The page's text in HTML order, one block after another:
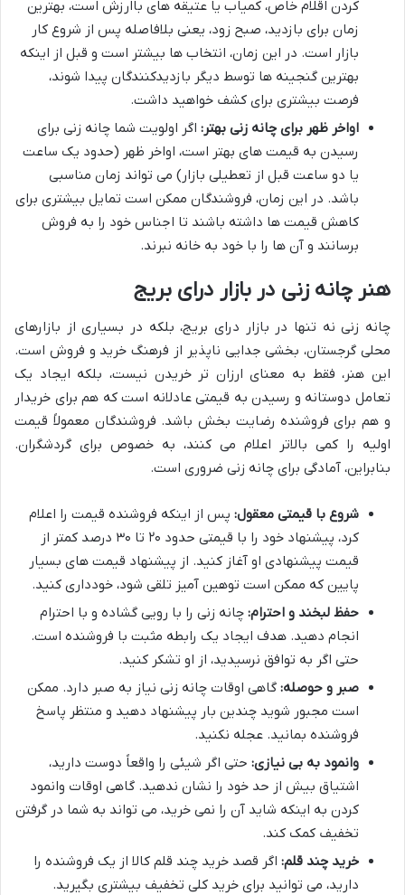
کردن اقلام خاص، کمیاب یا عتیقه های باارزش است، بهترین
زمان برای بازدید، صبح زود، یعنی بلافاصله پس از شروع کار
بازار است. در این زمان، انتخاب ها بیشتر است و قبل از اینکه
بهترین گنجینه ها توسط دیگر بازدیدکنندگان پیدا شوند،
فرصت بیشتری برای کشف خواهید داشت.
اواخر ظهر برای چانه زنی بهتر: اگر اولویت شما چانه زنی برای
رسیدن به قیمت های بهتر است، اواخر ظهر (حدود یک ساعت
یا دو ساعت قبل از تعطیلی بازار) می تواند زمان مناسبی
باشد. در این زمان، فروشندگان ممکن است تمایل بیشتری برای
کاهش قیمت ها داشته باشند تا اجناس خود را به فروش
برسانند و آن ها را با خود به خانه نبرند.
هنر چانه زنی در بازار درای بریج
چانه زنی نه تنها در بازار درای بریج، بلکه در بسیاری از بازارهای
محلی گرجستان، بخشی جدایی ناپذیر از فرهنگ خرید و فروش است.
این هنر، فقط به معنای ارزان تر خریدن نیست، بلکه ایجاد یک
تعامل دوستانه و رسیدن به قیمتی عادلانه است که هم برای خریدار
و هم برای فروشنده رضایت بخش باشد. فروشندگان معمولاً قیمت
اولیه را کمی بالاتر اعلام می کنند، به خصوص برای گردشگران.
بنابراین، آمادگی برای چانه زنی ضروری است.
شروع با قیمتی معقول: پس از اینکه فروشنده قیمت را اعلام
کرد، پیشنهاد خود را با قیمتی حدود ۲۰ تا ۳۰ درصد کمتر از
قیمت پیشنهادی او آغاز کنید. از پیشنهاد قیمت های بسیار
پایین که ممکن است توهین آمیز تلقی شود، خودداری کنید.
حفظ لبخند و احترام: چانه زنی را با رویی گشاده و با احترام
انجام دهید. هدف ایجاد یک رابطه مثبت با فروشنده است.
حتی اگر به توافق نرسیدید، از او تشکر کنید.
صبر و حوصله: گاهی اوقات چانه زنی نیاز به صبر دارد. ممکن
است مجبور شوید چندین بار پیشنهاد دهید و منتظر پاسخ
فروشنده بمانید. عجله نکنید.
وانمود به بی نیازی: حتی اگر شیئی را واقعاً دوست دارید،
اشتیاق بیش از حد خود را نشان ندهید. گاهی اوقات وانمود
کردن به اینکه شاید آن را نمی خرید، می تواند به شما در گرفتن
تخفیف کمک کند.
خرید چند قلم: اگر قصد خرید چند قلم کالا از یک فروشنده را
دارید، می توانید برای خرید کلی تخفیف بیشتری بگیرید.